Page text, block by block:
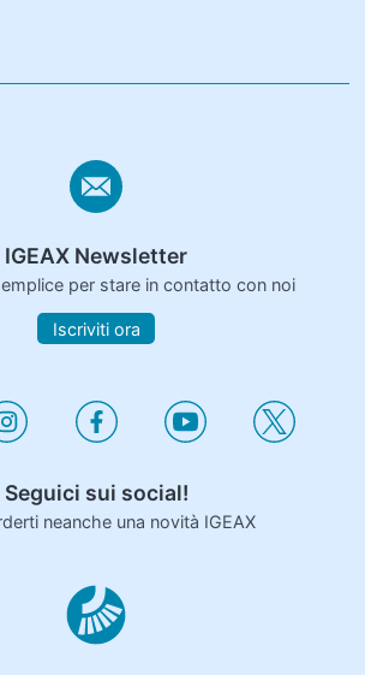
IGEAX Newsletter
per stare in contatto con noi
Iscriviti ora
Seguici sui social!
neanche una novità IGEAX